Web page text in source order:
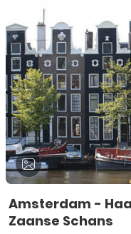
Amsterdam -
Zaanse Schans